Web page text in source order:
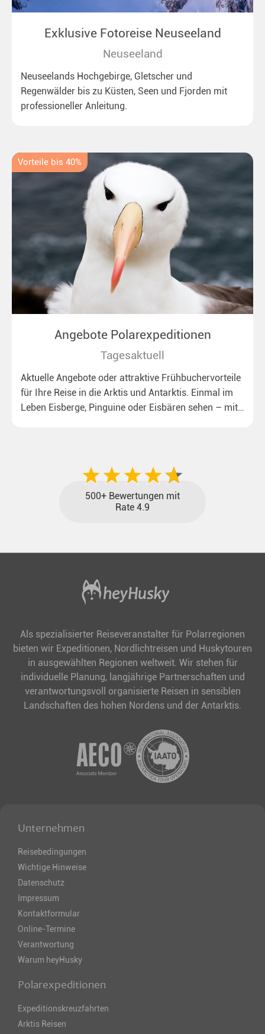
Exklusive Fotoreise Neuseeland
Neuseeland
Neuseelands Hochgebirge, Gletscher und
Regenwälder bis zu Küsten, Seen und Fjorden mit
professioneller Anleitung.
Vorteile bis 40%
Angebote Polarexpeditionen
Tagesaktuell
Aktuelle Angebote oder attraktive Frühbuchervorteile
für Ihre Reise in die Arktis und Antarktis. Einmal im
Leben Eisberge, Pinguine oder Eisbären sehen – mit
500+ Bewertungen mit
Rate 4.9
Als spezialisierter Reiseveranstalter für Polarregionen
bieten wir Expeditionen, Nordlichtreisen und Huskytouren
in ausgewählten Regionen weltweit. Wir stehen für
individuelle Planung, langjährige Partnerschaften und
verantwortungsvoll organisierte Reisen in sensiblen
Landschaften des hohen Nordens und der Antarktis.
Unternehmen
Reisebedingungen
Wichtige Hinweise
Datenschutz
Impressum
Kontaktformular
Online-Termine
Verantwortung
Warum heyHusky
Polarexpeditionen
Expeditionskreuzfahrten
Arktis Reisen